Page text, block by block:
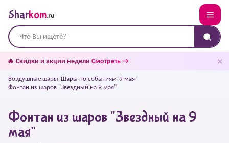
Sharkom.ru
🔥 Скидки и акции недели Смотреть → ✕
Воздушные шары/Шары по событиям/9 мая/
Фонтан из шаров "Звездный на 9 мая"
Фонтан из шаров "Звездный на 9
мая"